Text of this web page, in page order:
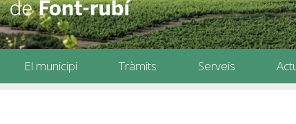
El municipi Tràmits Serveis